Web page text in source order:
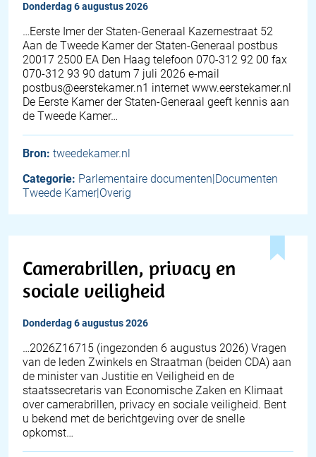
donderdag 6 augustus 2026
…Eerste Imer der Staten-Generaal Kazernestraat 52
Aan de Tweede Kamer der Staten-Generaal postbus
20017 2500 EA Den Haag telefoon 070-312 92 00 fax
070-312 93 90 datum 7 juli 2026 e-mail
postbus@eerstekamer.n1 internet www.eerstekamer.nl
De Eerste Kamer der Staten-Generaal geeft kennis aan
de Tweede Kamer…
Bron: tweedekamer.nl
Categorie: Parlementaire documenten|Documenten
Tweede Kamer|Overig
Camerabrillen, privacy en
sociale veiligheid
donderdag 6 augustus 2026
… 2026Z16715 (ingezonden 6 augustus 2026) Vragen
van de leden Zwinkels en Straatman (beiden CDA) aan
de minister van Justitie en Veiligheid en de
staatssecretaris van Economische Zaken en Klimaat
over camerabrillen, privacy en sociale veiligheid. Bent
u bekend met de berichtgeving over de snelle
opkomst…